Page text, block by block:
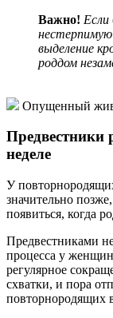
Важно! Если
выделение
роддом
Опущенный
Предвестники
неделе
У
значительно
появиться, когда
Предвестниками
процесса у
регулярное
схватки, и пора
повторнородящих